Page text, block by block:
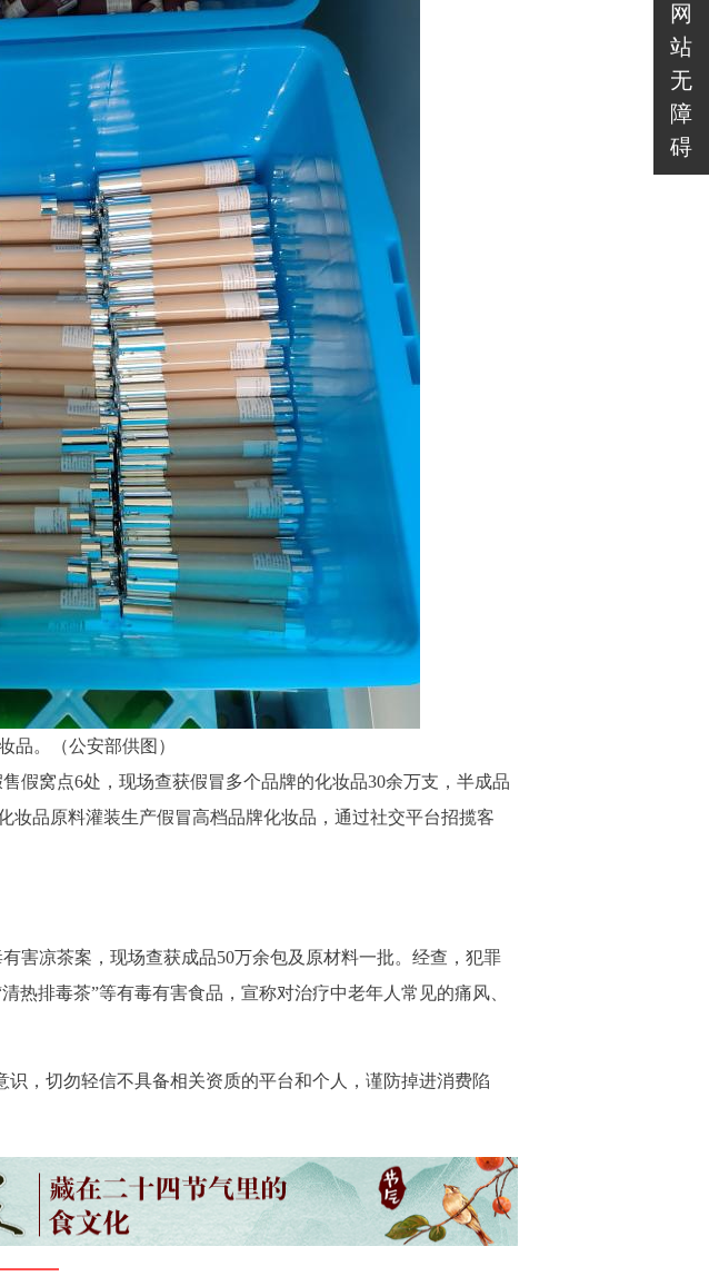
。（公安部供图）
假窝点6处，现场查获假冒多个品牌的化妆品30余万支，半成品
妆品原料灌装生产假冒高档品牌化妆品，通过社交平台招揽客
害凉茶案，现场查获成品50万余包及原材料一批。经查，犯罪
热排毒茶”等有毒有害食品，宣称对治疗中老年人常见的痛风、
，切勿轻信不具备相关资质的平台和个人，谨防掉进消费陷
网
站
无
障
碍